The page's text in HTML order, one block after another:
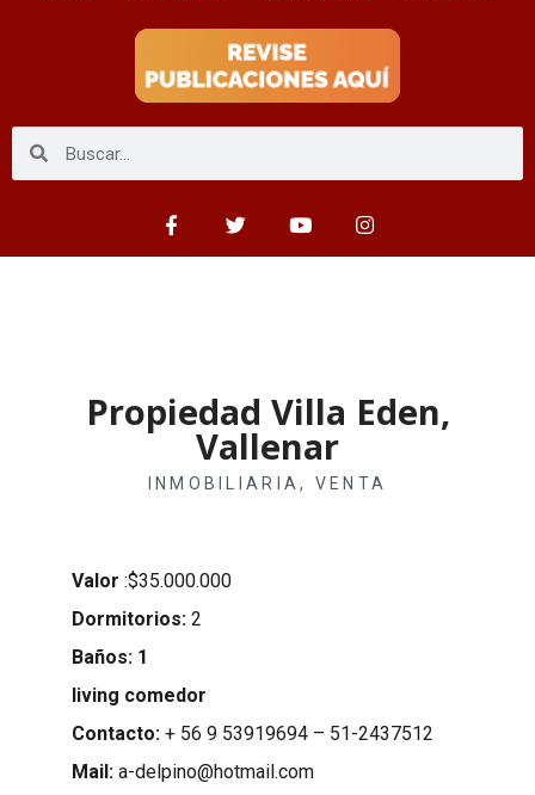
Propiedad Villa Eden,
Vallenar
INMOBILIARIA, VENTA
Valor :$35.000.000
Dormitorios: 2
Baños: 1
living comedor
Contacto: + 56 9 53919694 – 51-2437512
Mail: a-delpino@hotmail.com